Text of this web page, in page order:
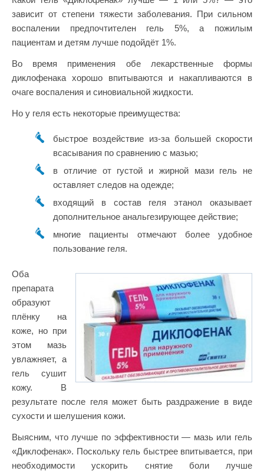
зависит от степени тяжести заболевания. При сильном
воспалении предпочтителен гель 5%, а пожилым
пациентам и детям лучше подойдёт 1%.
Во время применения обе лекарственные формы
диклофенака хорошо впитываются и накапливаются в
очаге воспаления и синовиальной жидкости.
Но у геля есть некоторые преимущества:
быстрое воздействие из-за большей скорости
всасывания по сравнению с мазью;
в отличие от густой и жирной мази гель не
оставляет следов на одежде;
входящий в состав геля этанол оказывает
дополнительное анальгезирующее действие;
многие пациенты отмечают более удобное
пользование геля.
Оба
препарата
образуют
плёнку на
коже, но при
этом мазь
увлажняет, а
гель сушит
кожу. В
результате после геля может быть раздражение в виде
сухости и шелушения кожи.
Выясним, что лучше по эффективности — мазь или гель
«Диклофенак». Поскольку гель быстрее впитывается, при
необходимости ускорить снятие боли лучше